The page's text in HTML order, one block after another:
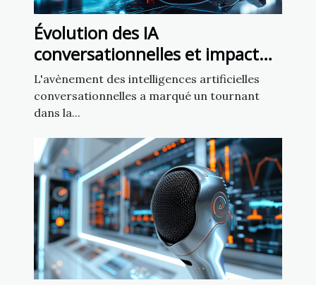
Évolution des IA
conversationnelles et impact
sur la liberté d'expression
L'avènement des intelligences artificielles
conversationnelles a marqué un tournant
dans la...